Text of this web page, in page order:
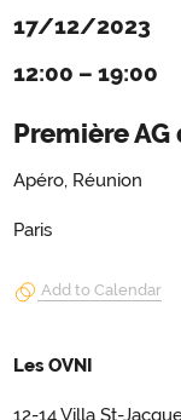
17/12/2023
12:00 – 19:00
Première AG
Apéro, Réunion
Paris
Add to Calendar
Les OVNI
12-14 Villa St-